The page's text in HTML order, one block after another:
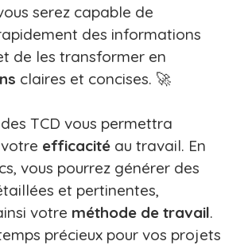
serez capable de
des informations
de les transformer en
claires et concises. 🚀
des TCD vous permettra
efficacité au travail. En
vous pourrez générer des
et pertinentes,
votre méthode de travail.
précieux pour vos projets